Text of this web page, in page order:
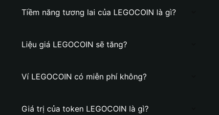
Tiềm năng tương lai của LEGOCOIN là gì?
Liệu giá LEGOCOIN sẽ tăng?
Ví LEGOCOIN có miễn phí không?
Giá trị của token LEGOCOIN là gì?